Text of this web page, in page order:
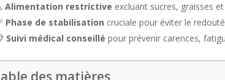
Alimentation restrictive excluant sucres, graisses
Phase de stabilisation cruciale pour éviter le
Suivi médical conseillé pour prévenir carences,
des matières